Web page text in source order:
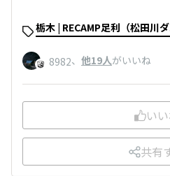
栃木 | RECAMP足利（松田川
8982、 他19人がいいね
い
共有